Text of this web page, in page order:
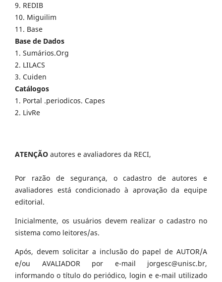
9. REDIB
10. Miguilim
11. Base
Base de Dados
1. Sumários.Org
2. LILACS
3. Cuiden
Catálogos
1. Portal .periodicos. Capes
2. LivRe
ATENÇÃO autores e avaliadores da RECI,
Por razão de segurança, o cadastro de autores e
avaliadores está condicionado à aprovação da equipe
editorial.
Inicialmente, os usuários devem realizar o cadastro no
sistema como leitores/as.
Após, devem solicitar a inclusão do papel de AUTOR/A
e/ou AVALIADOR por e-mail jorgesc@unisc.br,
informando o título do periódico, login e e-mail utilizado